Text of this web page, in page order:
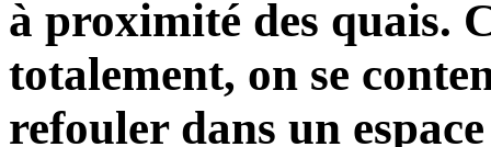
à proximité des quais.
totalement, on se
refouler dans un